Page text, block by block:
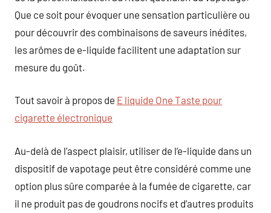
Que ce soit pour évoquer une sensation particulière ou
pour découvrir des combinaisons de saveurs inédites,
les arômes de e-liquide facilitent une adaptation sur
mesure du goût.
Tout savoir à propos de E liquide One Taste pour
cigarette électronique
Au-delà de l’aspect plaisir, utiliser de l’e-liquide dans un
dispositif de vapotage peut être considéré comme une
option plus sûre comparée à la fumée de cigarette, car
il ne produit pas de goudrons nocifs et d’autres produits